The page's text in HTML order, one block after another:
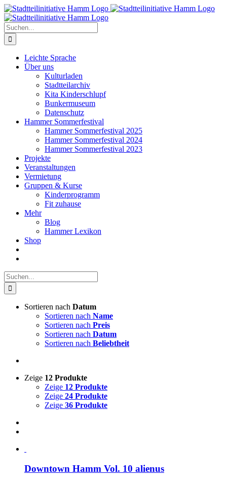
Zum
Inhalt
springen
Suche
nach:
Leichte Sprache
Über uns
Kulturladen
Stadtteilarchiv
Kita Kinderschlupf
Bunkermuseum
Datenschutz
Hammer Sommerfestival
Hammer Sommerfestival 2025
Hammer Sommerfestival 2024
Hammer Sommerfestival 2023
Projekte
Veranstaltungen
Vermietung
Gruppen & Kurse
Kinderprogramm
Fit zuhause
Mehr
Blog
Hammer Lexikon
Shop
Suche
nach:
Sortieren nach Datum
Sortieren nach Name
Sortieren nach Preis
Sortieren nach Datum
Sortieren nach Beliebtheit
Zeige 12 Produkte
Zeige 12 Produkte
Zeige 24 Produkte
Zeige 36 Produkte
Downtown Hamm Vol. 10 alienus